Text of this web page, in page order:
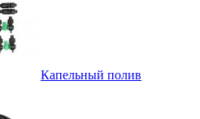
Капельный полив